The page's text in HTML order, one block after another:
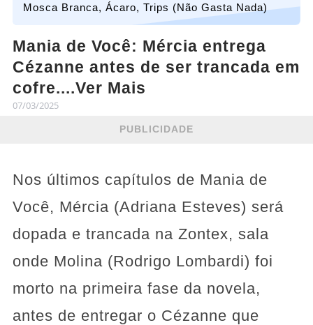
Mosca Branca, Ácaro, Trips (Não Gasta Nada)
Mania de Você: Mércia entrega
Cézanne antes de ser trancada em
cofre....Ver Mais
07/03/2025
PUBLICIDADE
Nos últimos capítulos de Mania de
Você, Mércia (Adriana Esteves) será
dopada e trancada na Zontex, sala
onde Molina (Rodrigo Lombardi) foi
morto na primeira fase da novela,
antes de entregar o Cézanne que